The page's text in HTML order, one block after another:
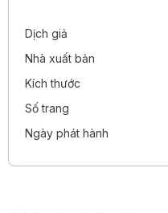
Dịch giả
Nhà xuất bản
Kích thước
Số trang
Ngày phát hành